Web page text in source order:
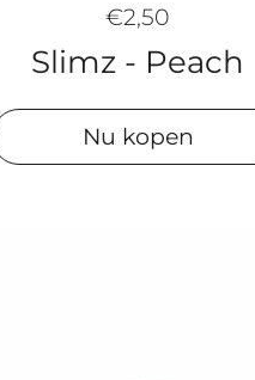
€2,50
Slimz - Peach
Nu kopen